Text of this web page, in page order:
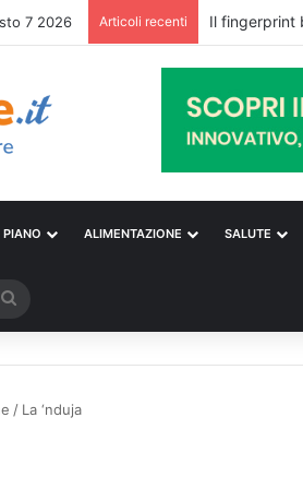
7 2026 Articoli recenti
PIANO ALIMENTAZIONE SALUTE
per
/ La ‘nduja